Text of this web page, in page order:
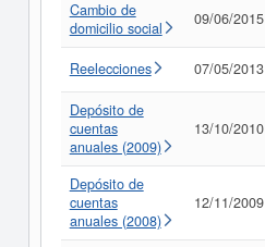
Cambio de
domicilio social
09/06/2015
Reelecciones 07/05/2013
Depósito de
cuentas
anuales (2009)
13/10/2010
Depósito de
cuentas
anuales (2008)
12/11/2009